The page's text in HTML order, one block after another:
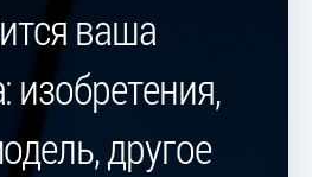
ваша
изобретения,
другое